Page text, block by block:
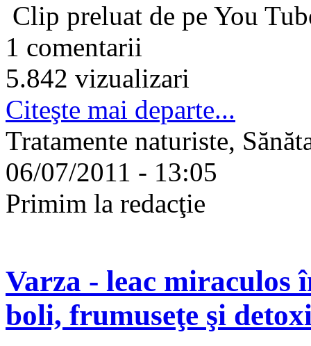
Clip preluat de pe You
1 comentarii
5.842 vizualizari
Citeşte mai departe...
Tratamente naturiste,
06/07/2011 - 13:05
Primim la redacţie
Varza - leac
boli, frumuseţe şi